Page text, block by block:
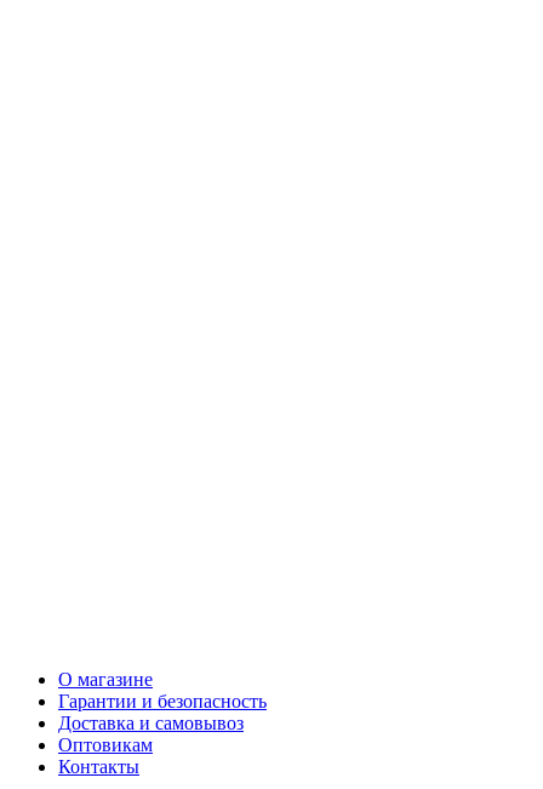
О магазине
Гарантии и безопасность
Доставка и самовывоз
Оптовикам
Контакты